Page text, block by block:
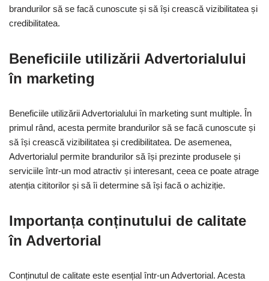
brandurilor să se facă cunoscute și să își crească vizibilitatea și
credibilitatea.
Beneficiile utilizării Advertorialului
în marketing
Beneficiile utilizării Advertorialului în marketing sunt multiple. În
primul rând, acesta permite brandurilor să se facă cunoscute și
să își crească vizibilitatea și credibilitatea. De asemenea,
Advertorialul permite brandurilor să își prezinte produsele și
serviciile într-un mod atractiv și interesant, ceea ce poate atrage
atenția cititorilor și să îi determine să își facă o achiziție.
Importanța conținutului de calitate
în Advertorial
Conținutul de calitate este esențial într-un Advertorial. Acesta